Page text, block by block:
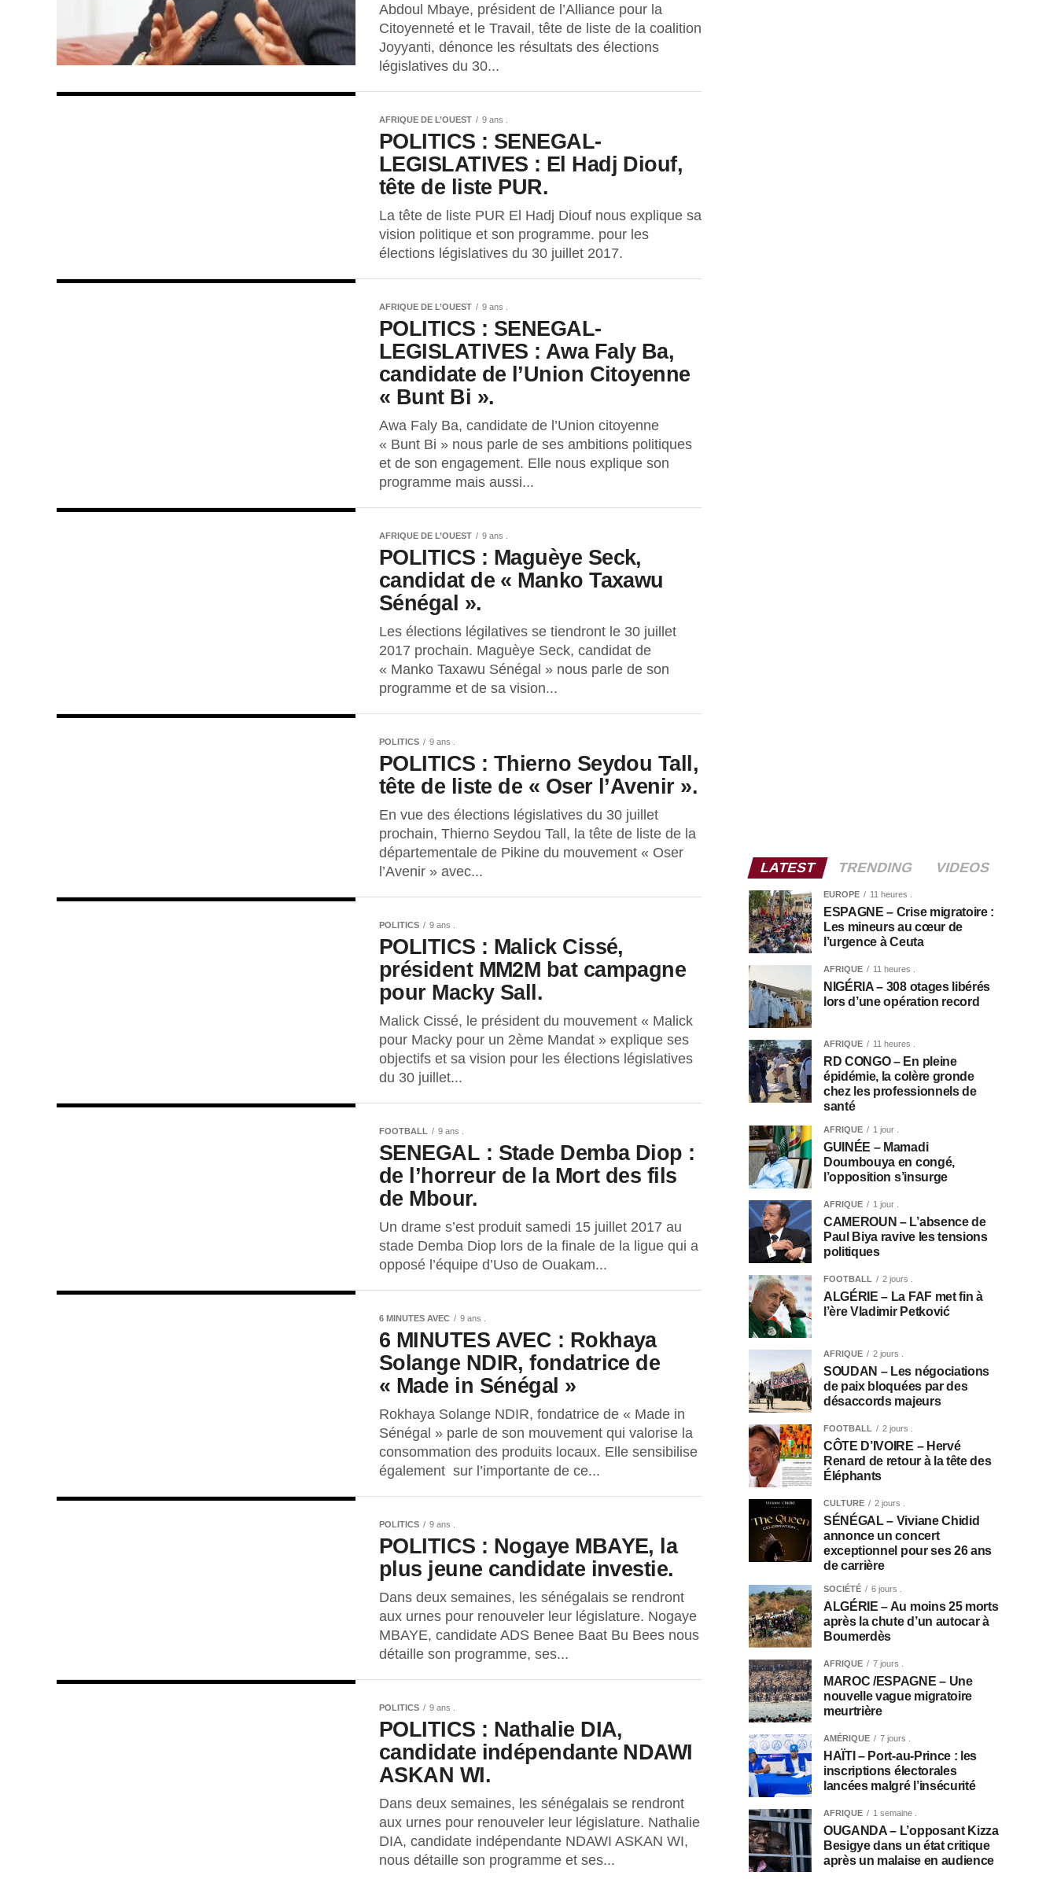
Abdoul Mbaye, président de l’Alliance pour la
Citoyenneté et le Travail, tête de liste de la coalition
Joyyanti, dénonce les résultats des élections
législatives du 30...
AFRIQUE DE L’OUEST 9 ans .
POLITICS : SENEGAL-
LEGISLATIVES : El Hadj Diouf,
tête de liste PUR.
La tête de liste PUR El Hadj Diouf nous explique sa
vision politique et son programme. pour les
élections législatives du 30 juillet 2017.
AFRIQUE DE L’OUEST 9 ans .
POLITICS : SENEGAL-
LEGISLATIVES : Awa Faly Ba,
candidate de l’Union Citoyenne
« Bunt Bi ».
Awa Faly Ba, candidate de l’Union citoyenne
« Bunt Bi » nous parle de ses ambitions politiques
et de son engagement. Elle nous explique son
programme mais aussi...
AFRIQUE DE L’OUEST 9 ans .
POLITICS : Maguèye Seck,
candidat de « Manko Taxawu
Sénégal ».
Les élections légilatives se tiendront le 30 juillet
2017 prochain. Maguèye Seck, candidat de
« Manko Taxawu Sénégal » nous parle de son
programme et de sa vision...
POLITICS 9 ans .
POLITICS : Thierno Seydou Tall,
tête de liste de « Oser l’Avenir ».
En vue des élections législatives du 30 juillet
prochain, Thierno Seydou Tall, la tête de liste de la
départementale de Pikine du mouvement « Oser
l’Avenir » avec...
POLITICS 9 ans .
POLITICS : Malick Cissé,
président MM2M bat campagne
pour Macky Sall.
Malick Cissé, le président du mouvement « Malick
pour Macky pour un 2ème Mandat » explique ses
objectifs et sa vision pour les élections législatives
du 30 juillet...
FOOTBALL 9 ans .
SENEGAL : Stade Demba Diop :
de l’horreur de la Mort des fils
de Mbour.
Un drame s’est produit samedi 15 juillet 2017 au
stade Demba Diop lors de la finale de la ligue qui a
opposé l’équipe d’Uso de Ouakam...
6 MINUTES AVEC 9 ans .
6 MINUTES AVEC : Rokhaya
Solange NDIR, fondatrice de
« Made in Sénégal »
Rokhaya Solange NDIR, fondatrice de « Made in
Sénégal » parle de son mouvement qui valorise la
consommation des produits locaux. Elle sensibilise
également sur l’importante de ce...
POLITICS 9 ans .
POLITICS : Nogaye MBAYE, la
plus jeune candidate investie.
Dans deux semaines, les sénégalais se rendront
aux urnes pour renouveler leur législature. Nogaye
MBAYE, candidate ADS Benee Baat Bu Bees nous
détaille son programme, ses...
POLITICS 9 ans .
POLITICS : Nathalie DIA,
candidate indépendante NDAWI
ASKAN WI.
Dans deux semaines, les sénégalais se rendront
aux urnes pour renouveler leur législature. Nathalie
DIA, candidate indépendante NDAWI ASKAN WI,
nous détaille son programme et ses...
LATEST TRENDING VIDEOS
EUROPE 11 heures .
ESPAGNE – Crise migratoire :
Les mineurs au cœur de
l’urgence à Ceuta
AFRIQUE 11 heures .
NIGÉRIA – 308 otages libérés
lors d’une opération record
AFRIQUE 11 heures .
RD CONGO – En pleine
épidémie, la colère gronde
chez les professionnels de
santé
AFRIQUE 1 jour .
GUINÉE – Mamadi
Doumbouya en congé,
l’opposition s’insurge
AFRIQUE 1 jour .
CAMEROUN – L’absence de
Paul Biya ravive les tensions
politiques
FOOTBALL 2 jours .
ALGÉRIE – La FAF met fin à
l’ère Vladimir Petković
AFRIQUE 2 jours .
SOUDAN – Les négociations
de paix bloquées par des
désaccords majeurs
FOOTBALL 2 jours .
CÔTE D’IVOIRE – Hervé
Renard de retour à la tête des
Éléphants
CULTURE 2 jours .
SÉNÉGAL – Viviane Chidid
annonce un concert
exceptionnel pour ses 26 ans
de carrière
SOCIÉTÉ 6 jours .
ALGÉRIE – Au moins 25 morts
après la chute d’un autocar à
Boumerdès
AFRIQUE 7 jours .
MAROC /ESPAGNE – Une
nouvelle vague migratoire
meurtrière
AMÉRIQUE 7 jours .
HAÏTI – Port-au-Prince : les
inscriptions électorales
lancées malgré l’insécurité
AFRIQUE 1 semaine .
OUGANDA – L’opposant Kizza
Besigye dans un état critique
après un malaise en audience